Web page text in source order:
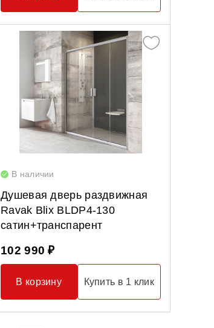
В наличии
Душевая дверь раздвижная
Ravak Blix BLDP4-130
сатин+транспарент
102 990 ₽
В корзину Купить в 1 клик